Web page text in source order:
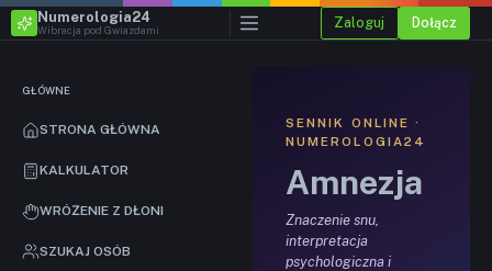
GŁÓWNE
STRONA GŁÓWNA
KALKULATOR
WRÓŻENIE Z DŁONI
SZUKAJ OSÓB
Numerologia24
Wibracja pod Gwiazdami Zaloguj Dołącz
SENNIK ONLINE ·
NUMEROLOGIA24
Amnezja
Znaczenie snu,
interpretacja
psychologiczna i